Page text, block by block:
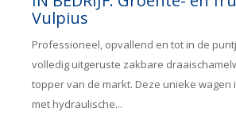
Vulpius
Professioneel, opvallend en tot in de
volledig uitgeruste zakbare
topper van de markt. Deze unieke wagen
met hydraulische...